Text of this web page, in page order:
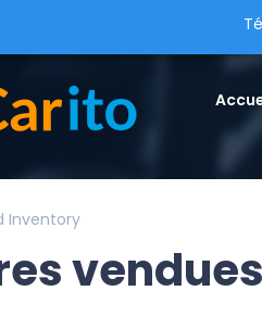
Inventory